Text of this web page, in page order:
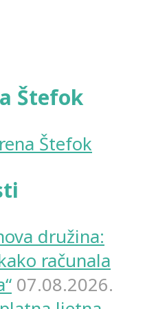
Štefok
Štefok
družina:
računala
07.08.2026.